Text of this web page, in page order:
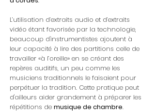
L’utilisation d’extraits audio et d’extraits
vidéo étant favorisée par la technologie,
beaucoup d'instrumentistes ajoutent à
leur capacité à lire des partitions celle de
travailler «à l’oreille» en se créant des
repères auditifs, un peu comme les
musiciens traditionnels le faisaient pour
perpétuer la tradition. Cette pratique peut
d'ailleurs aider grandement à préparer les
répétitions de musique de chambre.